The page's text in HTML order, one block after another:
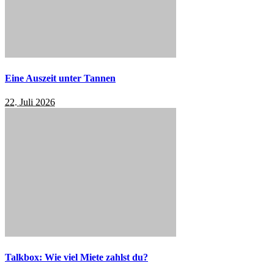
Eine Auszeit unter Tannen
22. Juli 2026
Talkbox: Wie viel Miete zahlst du?